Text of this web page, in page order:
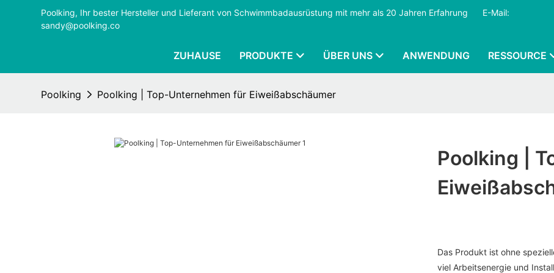
Poolking, Ihr bester Hersteller und Lieferant von Schwimmbadausrüstung mit mehr als 20 Jahren Erfahrung
E-Mail:
sandy@poolking.co
ZUHAUSE PRODUKTE ÜBER UNS ANWENDUNG RESSOURCE
Poolking Poolking | Top-Unternehmen für Eiweißabschäumer
Poolking |
Das Produkt ist ohne
viel Arbeitsenergie und